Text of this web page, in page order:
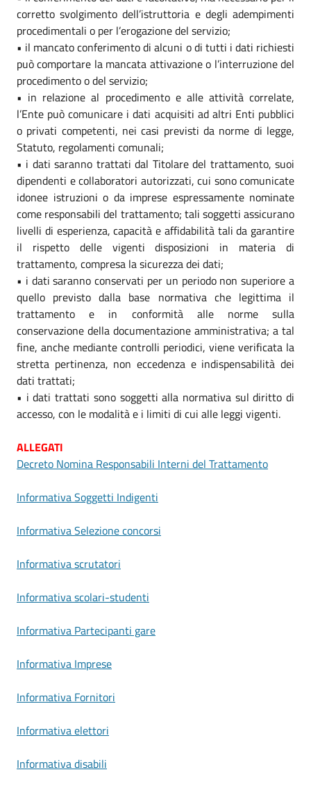
corretto svolgimento dell’istruttoria e degli adempimenti
procedimentali o per l’erogazione del servizio;
• il mancato conferimento di alcuni o di tutti i dati richiesti
può comportare la mancata attivazione o l’interruzione del
procedimento o del servizio;
• in relazione al procedimento e alle attività correlate,
l’Ente può comunicare i dati acquisiti ad altri Enti pubblici
o privati competenti, nei casi previsti da norme di legge,
Statuto, regolamenti comunali;
• i dati saranno trattati dal Titolare del trattamento, suoi
dipendenti e collaboratori autorizzati, cui sono comunicate
idonee istruzioni o da imprese espressamente nominate
come responsabili del trattamento; tali soggetti assicurano
livelli di esperienza, capacità e affidabilità tali da garantire
il rispetto delle vigenti disposizioni in materia di
trattamento, compresa la sicurezza dei dati;
• i dati saranno conservati per un periodo non superiore a
quello previsto dalla base normativa che legittima il
trattamento e in conformità alle norme sulla
conservazione della documentazione amministrativa; a tal
fine, anche mediante controlli periodici, viene verificata la
stretta pertinenza, non eccedenza e indispensabilità dei
dati trattati;
• i dati trattati sono soggetti alla normativa sul diritto di
accesso, con le modalità e i limiti di cui alle leggi vigenti.
ALLEGATI
Decreto Nomina Responsabili Interni del Trattamento
Informativa Soggetti Indigenti
Informativa Selezione concorsi
Informativa scrutatori
Informativa scolari-studenti
Informativa Partecipanti gare
Informativa Imprese
Informativa Fornitori
Informativa elettori
Informativa disabili